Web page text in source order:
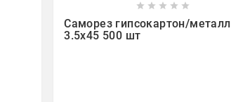
    
Саморез гипсокартон/металл
3.5х45 500 шт